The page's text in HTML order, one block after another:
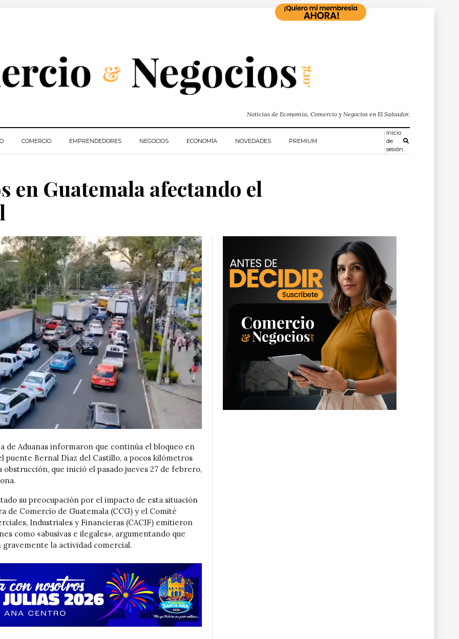
Noticias de Economía, Comercio y Negocios en El Salvador.
COMERCIO EMPRENDEDORES NEGOCIOS ECONOMÍA NOVEDADES PREMIUM
Inicio
de
sesión
en Guatemala afectando el
de Aduanas informaron que continúa el bloqueo en
Bernal Díaz del Castillo, a pocos kilómetros
obstrucción, que inició el pasado jueves 27 de febrero,
su preocupación por el impacto de esta situación
de Comercio de Guatemala (CCG) y el Comité
Industriales y Financieras (CACIF) emitieron
como «abusivas e ilegales», argumentando que
la actividad comercial.